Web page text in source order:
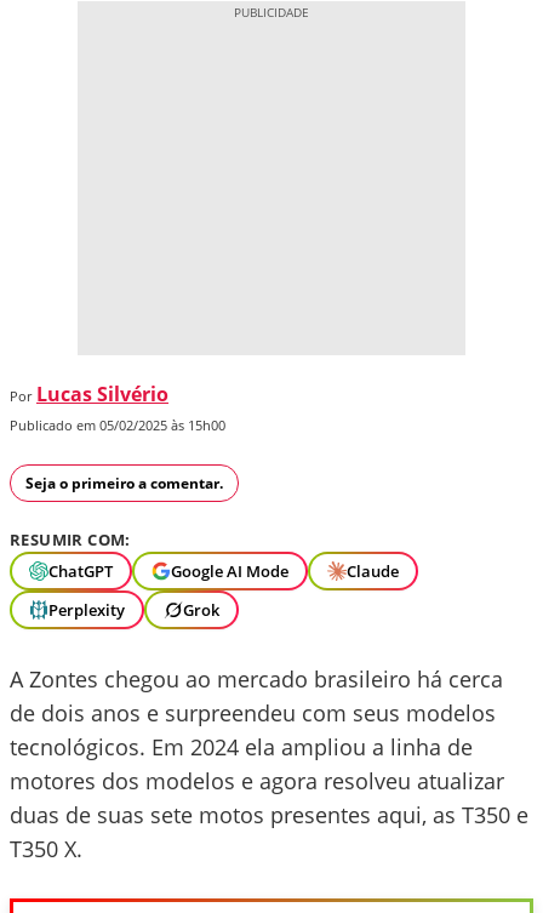
Por Lucas Silvério
Publicado em 05/02/2025 às 15h00
Seja o primeiro a comentar.
RESUMIR COM:
ChatGPT
Google AI Mode
Claude
Perplexity
Grok
A Zontes chegou ao mercado brasileiro há cerca
de dois anos e surpreendeu com seus modelos
tecnológicos. Em 2024 ela ampliou a linha de
motores dos modelos e agora resolveu atualizar
duas de suas sete motos presentes aqui, as T350 e
T350 X.